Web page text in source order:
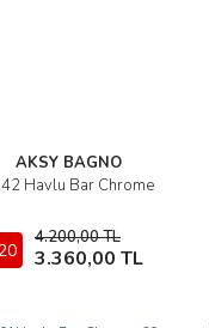
AKSY BAGNO
Havlu Bar Chrome
4.200,00 TL
3.360,00 TL
İncele
Sepete Ekle